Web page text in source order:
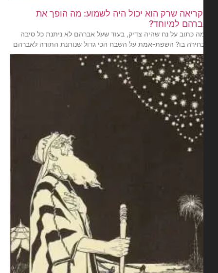
שרק הוא יכול היה לשמוע: מה הופך את
למיוחד?
כתוב על נח שהיה צדיק, בעוד שעל אברהם לא ניתנת כל סיבה
בו? השפת-אמת על השבח הכי גדול שנותנת התורה לאברהם